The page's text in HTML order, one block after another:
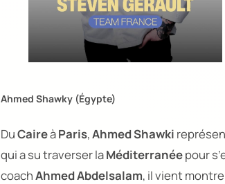
Ahmed Shawky (Égypte)
DuCaireàParis,Ahmed Shawki
qui a su traverser laMéditerranéepour
coachAhmed Abdelsalam, il vient